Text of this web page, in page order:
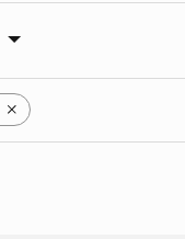
X